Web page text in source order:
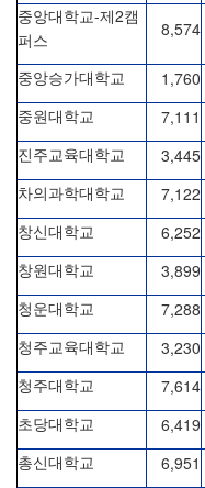
중앙대학교-제 2캠
퍼스
8,574
중앙승가대학교 1,760
중원대학교 7,111
진주교육대학교 3,445
차의과학대학교 7,122
창신대학교 6,252
창원대학교 3,899
청운대학교 7,288
청주교육대학교 3,230
청주대학교 7,614
초당대학교 6,419
총신대학교 6,951